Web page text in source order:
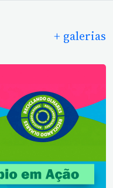
+ galerias